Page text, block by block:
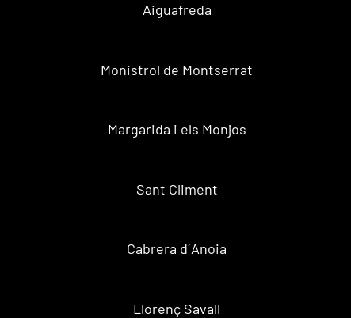
Aiguafreda
Monistrol de Montserrat
Margarida i els Monjos
Sant Climent
Cabrera d´Anoia
Llorenç Savall